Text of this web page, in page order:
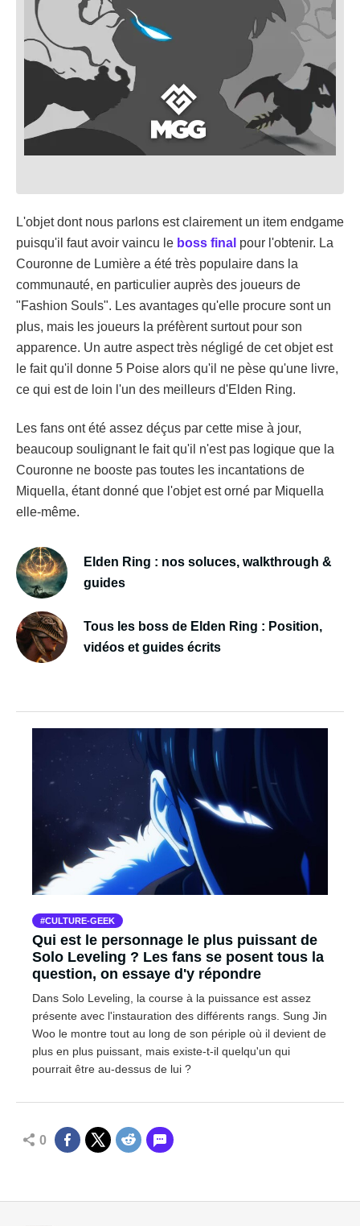
L'objet dont nous parlons est clairement un item endgame
puisqu'il faut avoir vaincu le boss final pour l'obtenir. La
Couronne de Lumière a été très populaire dans la
communauté, en particulier auprès des joueurs de
"Fashion Souls". Les avantages qu'elle procure sont un
plus, mais les joueurs la préfèrent surtout pour son
apparence. Un autre aspect très négligé de cet objet est
le fait qu'il donne 5 Poise alors qu'il ne pèse qu'une livre,
ce qui est de loin l'un des meilleurs d'Elden Ring.
Les fans ont été assez déçus par cette mise à jour,
beaucoup soulignant le fait qu'il n'est pas logique que la
Couronne ne booste pas toutes les incantations de
Miquella, étant donné que l'objet est orné par Miquella
elle-même.
Elden Ring : nos soluces, walkthrough &
guides
Tous les boss de Elden Ring : Position,
vidéos et guides écrits
CULTURE-GEEK
Qui est le personnage le plus puissant de
Solo Leveling ? Les fans se posent tous la
question, on essaye d'y répondre
Dans Solo Leveling, la course à la puissance est assez
présente avec l'instauration des différents rangs. Sung Jin
Woo le montre tout au long de son périple où il devient de
plus en plus puissant, mais existe-t-il quelqu'un qui
pourrait être au-dessus de lui ?
0